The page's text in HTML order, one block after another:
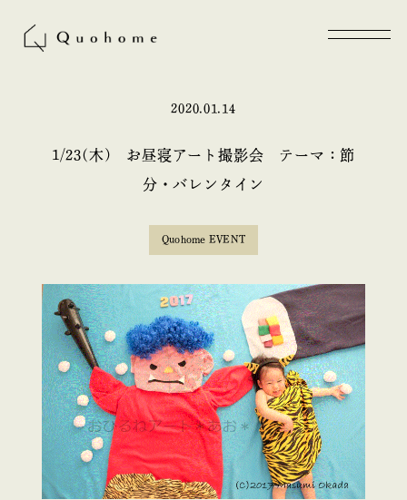
2020.01.14
1/23(木) お昼寝アート撮影会 テーマ：節
分・バレンタイン
Quohome EVENT